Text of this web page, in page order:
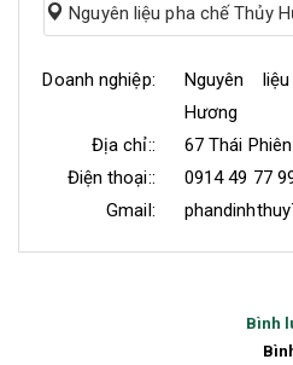
Nguyên liệu pha chế Thủy
Doanh nghiệp:
Nguyên
Hương
Địa chỉ::
67 Thái
Điện thoại::
0914 49 77
Gmail:
Bình